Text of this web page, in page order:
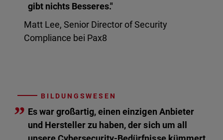
gibt nichts Besseres."
Matt Lee, Senior Director of Security
Compliance bei Pax8
BILDUNGSWESEN
” Es war großartig, einen einzigen Anbieter
und Hersteller zu haben, der sich um all